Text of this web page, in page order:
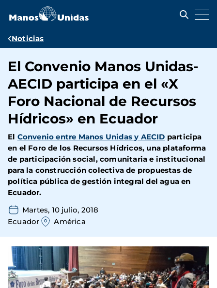
contenido
Ruta
navegación
Noticias
El Convenio Manos Unidas-
AECID participa en el «X
Foro Nacional de Recursos
Hídricos» en Ecuador
El Convenio entre Manos Unidas y AECID participa
en el Foro de los Recursos Hídricos, una plataforma
de participación social, comunitaria e institucional
para la construcción colectiva de propuestas de
política pública de gestión integral del agua en
Ecuador.
Martes, 10 julio, 2018
Ecuador
América